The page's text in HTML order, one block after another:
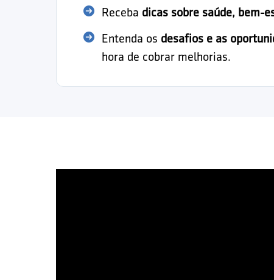
Receba dicas sobre saúde, bem-
Entenda os desafios e as
hora de cobrar melhorias.